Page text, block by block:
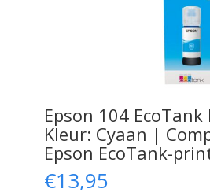
Epson 104
Kleur: Cyaan |
Epson EcoTank-
€13,95